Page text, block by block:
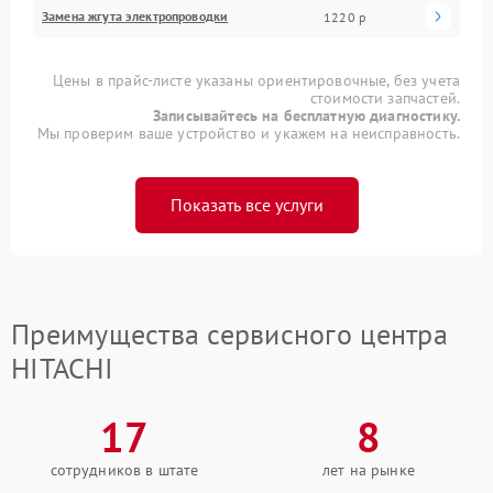
Замена жгута электропроводки 1220 р
Цены в прайс-листе указаны ориентировочные, без учета
стоимости запчастей.
Записывайтесь на бесплатную диагностику.
Мы проверим ваше устройство и укажем на неисправность.
Показать все услуги
Преимущества сервисного центра
HITACHI
17
сотрудников в штате
8
лет на рынке